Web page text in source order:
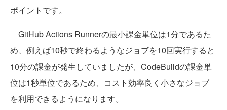
ポイントです。
GitHub Actions Runnerの最小課金単位は1分であるた
め、例えば10秒で終わるようなジョブを10回実行すると
10分の課金が発生していましたが、CodeBuildの課金単
位は1秒単位であるため、コスト効率良く小さなジョブ
を利用できるようになります。